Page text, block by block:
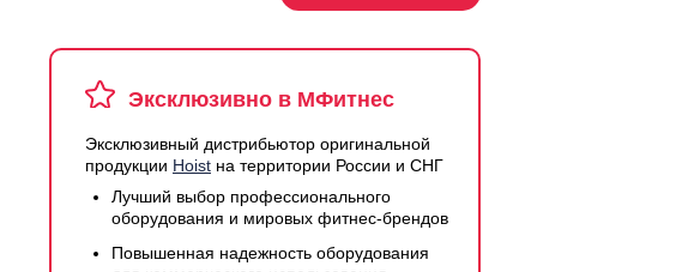
Эксклюзивно в МФитнес
Эксклюзивный дистрибьютор оригинальной
продукции Hoist на территории России и СНГ
Лучший выбор профессионального
оборудования и мировых фитнес-брендов
Повышенная надежность оборудования